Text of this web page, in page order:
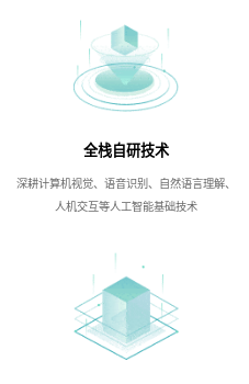
全栈自研技术
深耕计算机视觉、语音识别、自然语言理解、
人机交互等人工智能基础技术